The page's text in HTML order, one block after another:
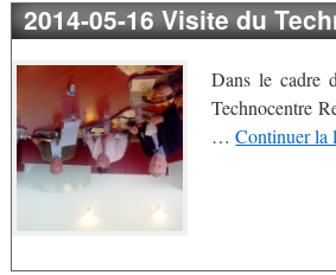
2014-05-16 Visite du
Dans le cadre
Technocentre
…Continuer la